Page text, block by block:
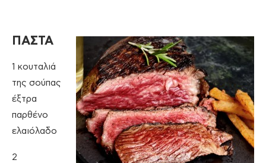
ΠΑΣΤΑ
1 κουταλιά
της σούπας
έξτρα
παρθένο
ελαιόλαδο
2